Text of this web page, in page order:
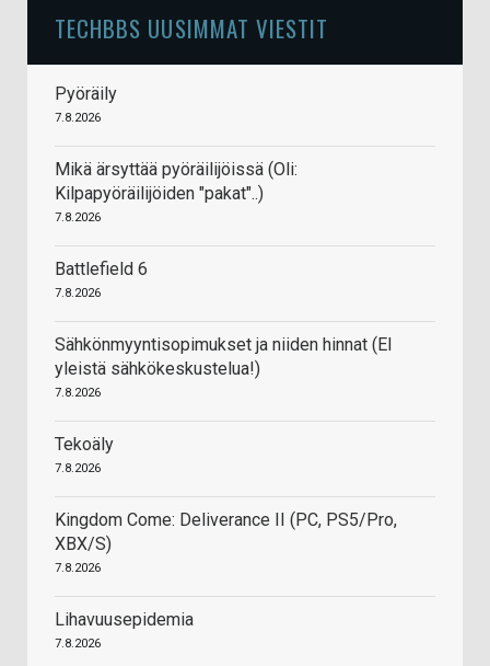
TECHBBS UUSIMMAT VIESTIT
Pyöräily
7.8.2026
Mikä ärsyttää pyöräilijöissä (Oli:
Kilpapyöräilijöiden "pakat"..)
7.8.2026
Battlefield 6
7.8.2026
Sähkönmyyntisopimukset ja niiden hinnat (EI
yleistä sähkökeskustelua!)
7.8.2026
Tekoäly
7.8.2026
Kingdom Come: Deliverance II (PC, PS5/Pro,
XBX/S)
7.8.2026
Lihavuusepidemia
7.8.2026